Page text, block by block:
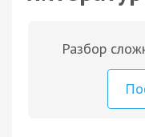
Разбор